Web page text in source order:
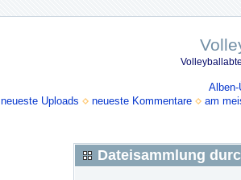
neueste Uploads
neueste Kommentare am
Dateisammlung